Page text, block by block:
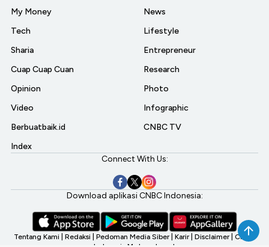
My Money
Tech
Sharia
Cuap Cuap Cuan
Opinion
Video
Berbuatbaik.id
Index
News
Lifestyle
Entrepreneur
Research
Photo
Infographic
CNBC TV
Connect With Us:
Download aplikasi CNBC Indonesia:
Tentang Kami Redaksi Pedoman Media Siber Karir Disclaimer CNBC